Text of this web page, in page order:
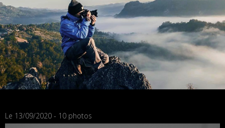
Le 13/09/2020 - 10 photos